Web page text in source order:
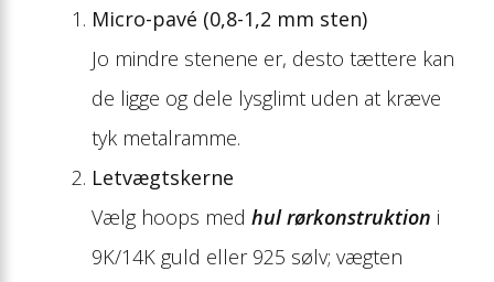
Micro-pavé (0,8-1,2 mm sten)
Jo mindre stenene er, desto tættere kan
de ligge og dele lysglimt uden at kræve
tyk metalramme.
Letvægtskerne
Vælg hoops med hul rørkonstruktion i
9K/14K guld eller 925 sølv; vægten